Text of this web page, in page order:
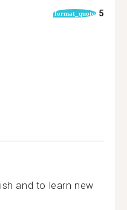
format_quote 5
and to learn new